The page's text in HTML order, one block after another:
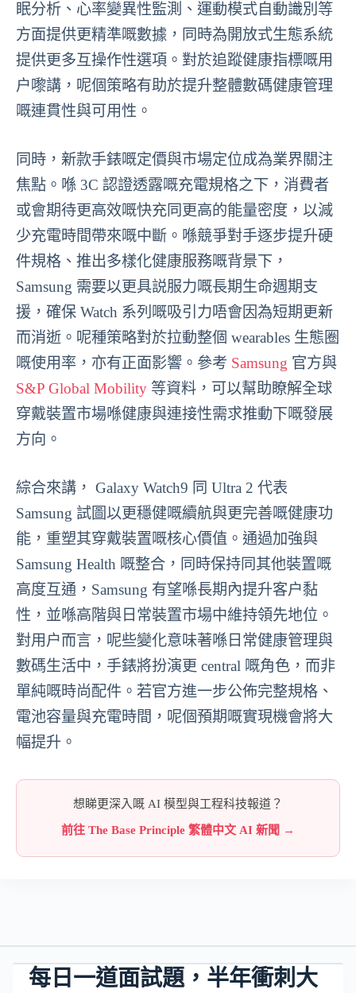
眠分析、心率變異性監測、運動模式自動識別等
方面提供更精準嘅數據，同時為開放式生態系統
提供更多互操作性選項。對於追蹤健康指標嘅用
户嚟講，呢個策略有助於提升整體數碼健康管理
嘅連貫性與可用性。
同時，新款手錶嘅定價與市場定位成為業界關注
焦點。喺 3C 認證透露嘅充電規格之下，消費者
或會期待更高效嘅快充同更高的能量密度，以減
少充電時間帶來嘅中斷。喺競爭對手逐步提升硬
件規格、推出多樣化健康服務嘅背景下，
Samsung 需要以更具説服力嘅長期生命週期支
援，確保 Watch 系列嘅吸引力唔會因為短期更新
而消逝。呢種策略對於拉動整個 wearables 生態圈
嘅使用率，亦有正面影響。參考 Samsung 官方與
S&P Global Mobility 等資料，可以幫助瞭解全球
穿戴裝置市場喺健康與連接性需求推動下嘅發展
方向。
綜合來講， Galaxy Watch9 同 Ultra 2 代表
Samsung 試圖以更穩健嘅續航與更完善嘅健康功
能，重塑其穿戴裝置嘅核心價值。通過加強與
Samsung Health 嘅整合，同時保持同其他裝置嘅
高度互通，Samsung 有望喺長期內提升客户黏
性，並喺高階與日常裝置市場中維持領先地位。
對用户而言，呢些變化意味著喺日常健康管理與
數碼生活中，手錶將扮演更 central 嘅角色，而非
單純嘅時尚配件。若官方進一步公佈完整規格、
電池容量與充電時間，呢個預期嘅實現機會將大
幅提升。
想睇更深入嘅 AI 模型與工程科技報道？
前往 The Base Principle 繁體中文 AI 新聞 →
每日一道面試題，半年衝刺大